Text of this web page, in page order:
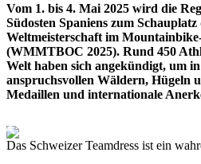
Vom 1. bis 4. Mai 2025 wird die
Südosten Spaniens zum
Weltmeisterschaft im
(WMMTBOC 2025). Rund 450
Welt haben sich angekündigt, um
anspruchsvollen Wäldern, Hügeln
Medaillen und internationale
Das Schweizer Teamdress ist ein